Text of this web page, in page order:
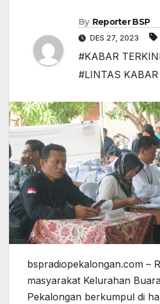
By Reporter BSP
DES 27, 2023
#KABAR
#LINTAS KABAR
bspradiopekalongan.com –
masyarakat Kelurahan
Pekalongan berkumpul di